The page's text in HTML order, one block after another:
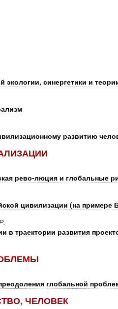
экологии, синергетики и
развитию
рево-люция и глобальные
цивилизации (на примере
в траектории развития
глобальной
ЧЕЛОВЕК